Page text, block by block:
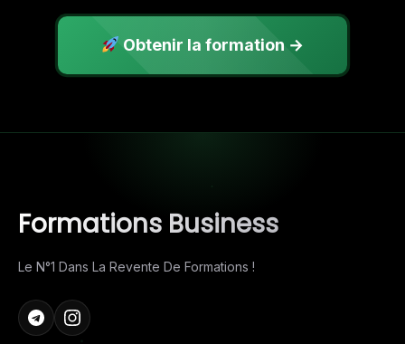
Obtenir la formation →
Formations Business
Le N°1 Dans La Revente De Formations !